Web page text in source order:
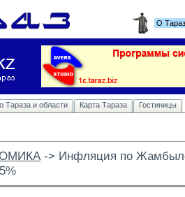
О
Тараза и области Карта Тараза Гостиницы
-> Инфляция по